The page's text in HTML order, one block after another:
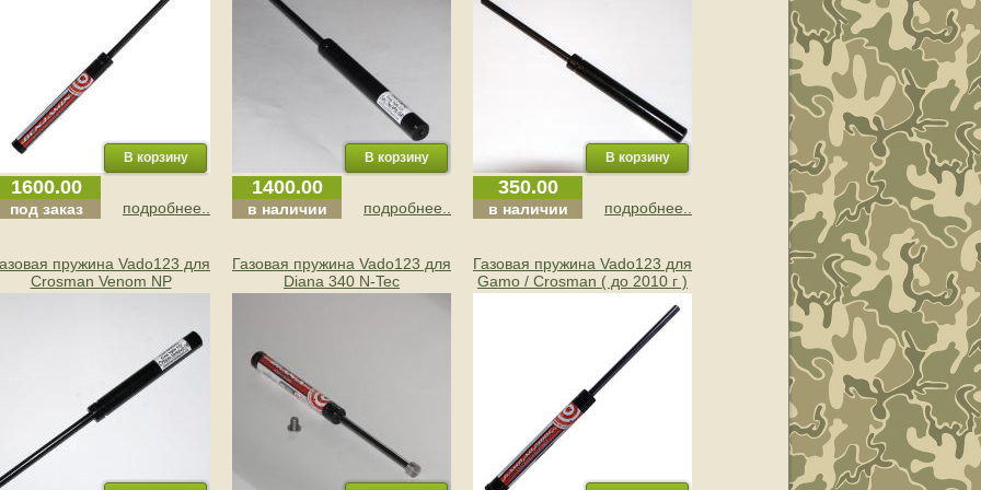
1600.00
под заказ подробнее..
1400.00
в наличии подробнее..
350.00
в наличии подробнее..
пружина Vado123 для
Crosman Venom NP
Газовая пружина Vado123 для
Diana 340 N-Tec
Газовая пружина Vado123 для
Gamo / Crosman ( до 2010 г )